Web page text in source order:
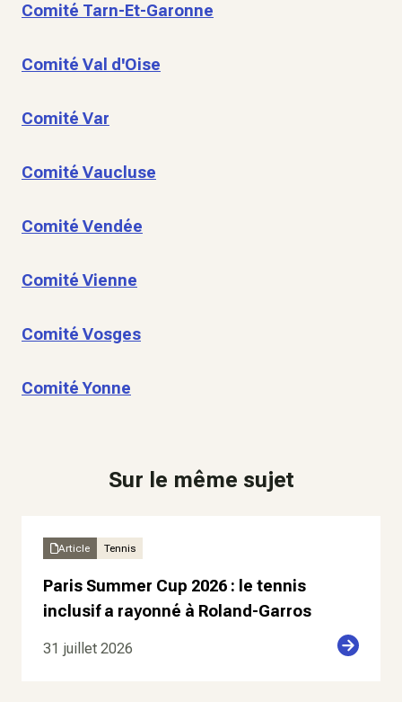
Comité Tarn-Et-Garonne
Comité Val d'Oise
Comité Var
Comité Vaucluse
Comité Vendée
Comité Vienne
Comité Vosges
Comité Yonne
Sur le même sujet
Article Tennis
Paris Summer Cup 2026 : le tennis
inclusif a rayonné à Roland-Garros
31 juillet 2026